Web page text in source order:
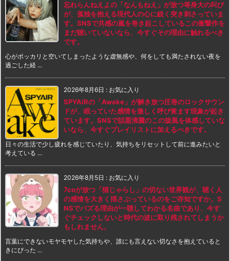
忘れらんねえよの「なんもねえ」が放つ等身大の叫び
が、孤独を抱える現代人の心に鋭く突き刺さっていま
す。SNSで共感の嵐を巻き起こしているこの衝撃作を
まだ聴いていないなら、今すぐその理由に触れるべき
です。
心がポッカリと空いてしまったような虚無感や、何をしても満たされない夜を
過ごした経 ...
2026年8月6日 : お気に入り
SPYAIRの「Awake」が解き放つ圧巻のロックサウン
ドが、眠っていた感情を激しく呼び覚ます現象が起き
ています。SNSで話題沸騰のこの旋風を体感していな
いなら、今すぐプレイリストに加えるべきです。
日々の生活で少し疲れを感じていたり、気持ちをリセットして前に進みたいと
考えている ...
2026年8月5日 : お気に入り
7coが放つ「猫じゃらし」の切ない世界観が、聴く人
の感情を大きく揺さぶっているのをご存知ですか。S
NSでバズる理由が一聴してわかる名曲であり、今す
ぐチェックしないと時代の波に取り残されてしまうか
もしれません。
言葉にできないモヤモヤした気持ちや、誰にも言えない切なさを抱えていると
きにぴった ...